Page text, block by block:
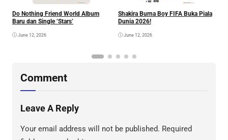
Do Nothing Friend World Album
Baru dan Single ‘Stars’
June 12, 2026
Shakira Burna Boy FIFA Buka Piala
Dunia 2026!
June 12, 2026
Comment
Leave A Reply
Your email address will not be published. Required